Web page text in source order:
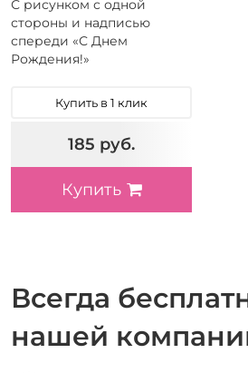
С рисунком с одной
стороны и надписью
спереди «С Днем
Рождения!»
Купить в 1 клик
185 руб.
Купить
Всегда
нашей